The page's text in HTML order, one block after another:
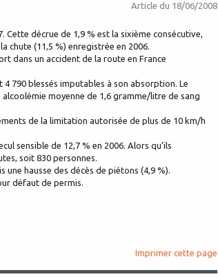
Article du 18/06/2008
Cette décrue de 1,9 % est la sixième consécutive,
chute (11,5 %) enregistrée en 2006.
dans un accident de la route en France
4 790 blessés imputables à son absorption. Le
moyenne de 1,6 gramme/litre de sang
de la limitation autorisée de plus de 10 km/h
sensible de 12,7 % en 2006. Alors qu’ils
soit 830 personnes.
une hausse des décès de piétons (4,9 %).
défaut de permis.
Imprimer cette page